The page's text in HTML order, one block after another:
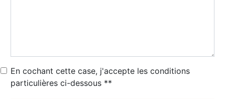
En cochant cette case, j'accepte les conditions
particulières ci-dessous **